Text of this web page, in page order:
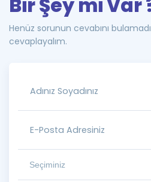
Bir Şey mi Var
Henüz sorunun cevabını
cevaplayalım.